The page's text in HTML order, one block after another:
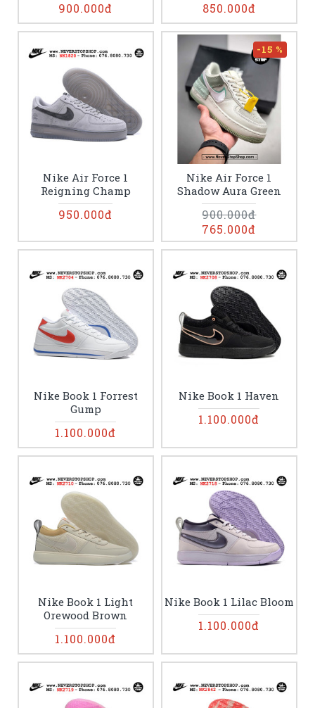
900.000đ 850.000đ
Nike Air Force 1
Reigning Champ
950.000đ
-15 %
Nike Air Force 1
Shadow Aura Green
765.000đ
900.000đ
Nike Book 1 Forrest
Gump
1.100.000đ
Nike Book 1 Haven
1.100.000đ
Nike Book 1 Light
Orewood Brown
1.100.000đ
Nike Book 1 Lilac Bloom
1.100.000đ